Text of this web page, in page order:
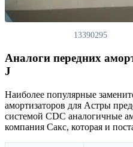
13390295
Аналоги передних
J
Наиболее популярные
амортизаторов для Астры
системой CDC аналогичные
компания Сакс, которая и